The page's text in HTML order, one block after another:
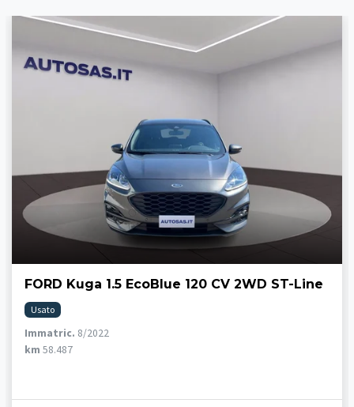
FORD Kuga 1.5 EcoBlue 120 CV 2WD ST-Line
Usato
Immatric. 8/2022
km 58.487